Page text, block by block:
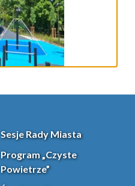
Sesje Rady Miasta
Program „Czyste
Powietrze”